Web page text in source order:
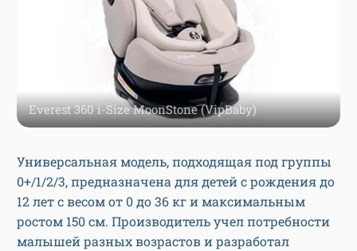
Everest 360 i-Size MoonStone (VipBaby)
Универсальная модель, подходящая под группы
0+/1/2/3, предназначена для детей с рождения до
12 лет с весом от 0 до 36 кг и максимальным
ростом 150 см. Производитель учел потребности
малышей разных возрастов и разработал